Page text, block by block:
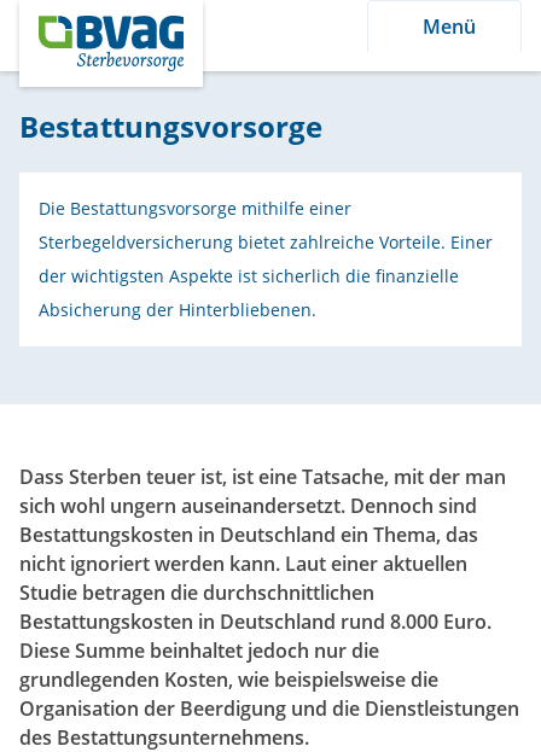
Menü
Bestattungsvorsorge
Die Bestattungsvorsorge mithilfe einer
Sterbegeldversicherung bietet zahlreiche Vorteile. Einer
der wichtigsten Aspekte ist sicherlich die finanzielle
Absicherung der Hinterbliebenen.
Dass Sterben teuer ist, ist eine Tatsache, mit der man
sich wohl ungern auseinandersetzt. Dennoch sind
Bestattungskosten in Deutschland ein Thema, das
nicht ignoriert werden kann. Laut einer aktuellen
Studie betragen die durchschnittlichen
Bestattungskosten in Deutschland rund 8.000 Euro.
Diese Summe beinhaltet jedoch nur die
grundlegenden Kosten, wie beispielsweise die
Organisation der Beerdigung und die Dienstleistungen
des Bestattungsunternehmens.